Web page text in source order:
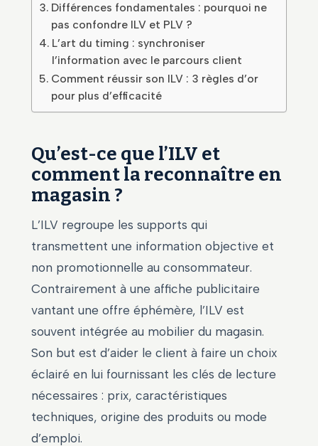
Différences fondamentales : pourquoi ne
pas confondre ILV et PLV ?
L’art du timing : synchroniser
l’information avec le parcours client
Comment réussir son ILV : 3 règles d’or
pour plus d’efficacité
Qu’est-ce que l’ILV et
comment la reconnaître en
magasin ?
L’ILV regroupe les supports qui
transmettent une information objective et
non promotionnelle au consommateur.
Contrairement à une affiche publicitaire
vantant une offre éphémère, l’ILV est
souvent intégrée au mobilier du magasin.
Son but est d’aider le client à faire un choix
éclairé en lui fournissant les clés de lecture
nécessaires : prix, caractéristiques
techniques, origine des produits ou mode
d’emploi.